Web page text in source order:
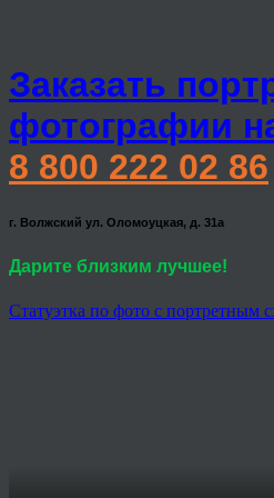
Заказать
фотографии
8 800 222 02 86
г. Волжский ул. Оломоуцкая, д. 31а
Дарите близким лучшее!
Статуэтка по фото с портретным